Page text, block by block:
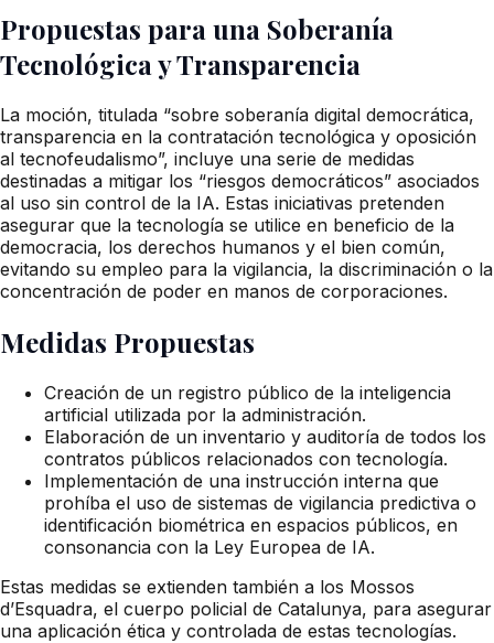
Propuestas para una Soberanía
Tecnológica y Transparencia
La moción, titulada “sobre soberanía digital democrática,
transparencia en la contratación tecnológica y oposición
al tecnofeudalismo”, incluye una serie de medidas
destinadas a mitigar los “riesgos democráticos” asociados
al uso sin control de la IA. Estas iniciativas pretenden
asegurar que la tecnología se utilice en beneficio de la
democracia, los derechos humanos y el bien común,
evitando su empleo para la vigilancia, la discriminación o la
concentración de poder en manos de corporaciones.
Medidas Propuestas
Creación de un registro público de la inteligencia
artificial utilizada por la administración.
Elaboración de un inventario y auditoría de todos los
contratos públicos relacionados con tecnología.
Implementación de una instrucción interna que
prohíba el uso de sistemas de vigilancia predictiva o
identificación biométrica en espacios públicos, en
consonancia con la Ley Europea de IA.
Estas medidas se extienden también a los Mossos
d’Esquadra, el cuerpo policial de Catalunya, para asegurar
una aplicación ética y controlada de estas tecnologías.